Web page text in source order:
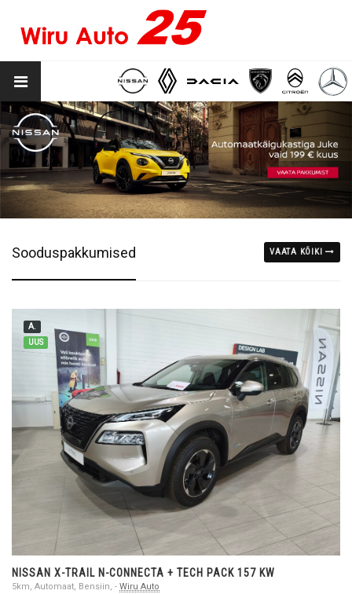
Sooduspakkumised VAATA KÕIKI
CONNECTA + TECH PACK 157 KW
-Wiru Auto
NISSAN